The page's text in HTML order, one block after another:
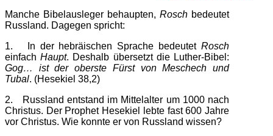
Manche Bibelausleger behaupten, Rosch bedeutet
Russland. Dagegen spricht:
1. In der hebräischen Sprache bedeutet Rosch
einfachHaupt. Deshalb übersetzt die Luther-Bibel:
Gog… ist der oberste Fürst von Meschech und
Tubal. (Hesekiel 38,2)
2. Russland entstand im Mittelalter um 1000 nach
Christus. Der Prophet Hesekiel lebte fast 600 Jahre
vor Christus. Wie konnte er von Russland wissen?